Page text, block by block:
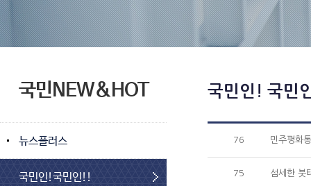
국민NEW&HOT
뉴스플러스
국민인!국민인!!
국민인! 국민
76 민주평화
75 섬세한 붓